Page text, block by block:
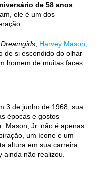
de 58 anos
ele é um dos
Dreamgirls Harvey Mason,
de si escondido do olhar
homem de muitas faces.
3 de junho de 1968, sua
épocas e gostos
Mason, Jr. não é apenas
um ícone e um
altura em sua carreira,
não realizou.